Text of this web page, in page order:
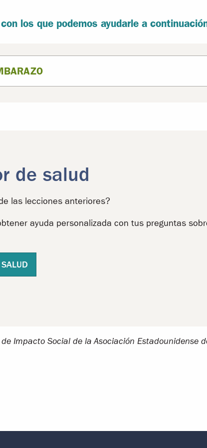
los que podemos ayudarle a
de salud
las lecciones anteriores?
ayuda personalizada con tus preguntas
Impacto Social de la Asociación Estadounidense